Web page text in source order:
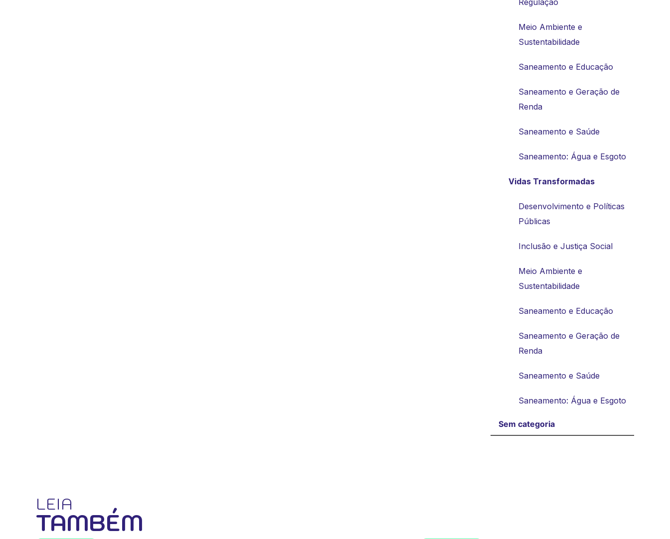
Meio Ambiente e
Sustentabilidade
Saneamento e Educação
Saneamento e Geração de
Renda
Saneamento e Saúde
Saneamento: Água e Esgoto
Vidas Transformadas
Desenvolvimento e Políticas
Públicas
Inclusão e Justiça Social
Meio Ambiente e
Sustentabilidade
Saneamento e Educação
Saneamento e Geração de
Renda
Saneamento e Saúde
Saneamento: Água e Esgoto
Sem categoria
LEIA
TAMBÉM